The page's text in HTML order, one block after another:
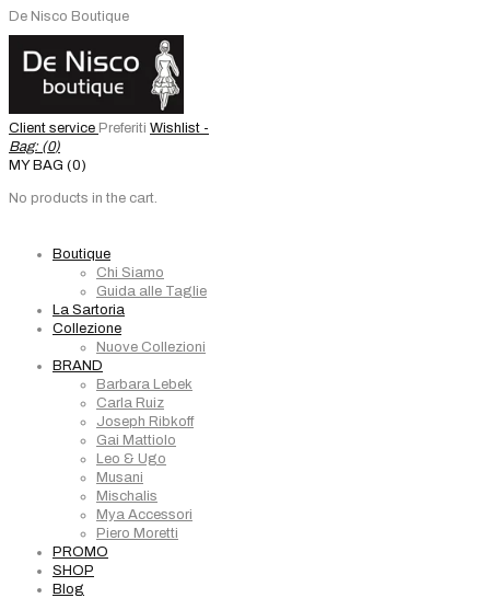
De Nisco Boutique
Client service Preferiti Wishlist -
Bag: (0)
MY BAG (0)
No products in the cart.
Boutique
Chi Siamo
Guida alle Taglie
La Sartoria
Collezione
Nuove Collezioni
BRAND
Barbara Lebek
Carla Ruiz
Joseph Ribkoff
Gai Mattiolo
Leo & Ugo
Musani
Mischalis
Mya Accessori
Piero Moretti
PROMO
SHOP
Blog